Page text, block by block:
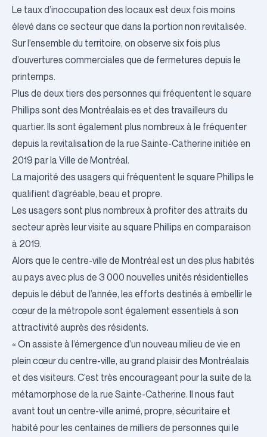
Le taux d’inoccupation des locaux est deux fois moins
élevé dans ce secteur que dans la portion non revitalisée.
Sur l’ensemble du territoire, on observe six fois plus
d’ouvertures commerciales que de fermetures depuis le
printemps.
Plus de deux tiers des personnes qui fréquentent le square
Phillips sont des Montréalais·es et des travailleurs du
quartier. Ils sont également plus nombreux à le fréquenter
depuis la revitalisation de la rue Sainte-Catherine initiée en
2019 par la Ville de Montréal.
La majorité des usagers qui fréquentent le square Phillips le
qualifient d’agréable, beau et propre.
Les usagers sont plus nombreux à profiter des attraits du
secteur après leur visite au square Phillips en comparaison
à 2019.
Alors que le centre-ville de Montréal est un des plus habités
au pays avec plus de 3 000 nouvelles unités résidentielles
depuis le début de l’année, les efforts destinés à embellir le
cœur de la métropole sont également essentiels à son
attractivité auprès des résidents.
« On assiste à l’émergence d’un nouveau milieu de vie en
plein cœur du centre-ville, au grand plaisir des Montréalais
et des visiteurs. C’est très encourageant pour la suite de la
métamorphose de la rue Sainte-Catherine. Il nous faut
avant tout un centre-ville animé, propre, sécuritaire et
habité pour les centaines de milliers de personnes qui le